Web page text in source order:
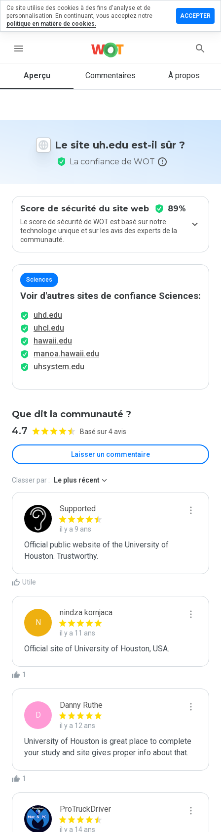
menu
Aperçu Commentaires À propos
Le site uh.edu est-il sûr ?
La confiance de WOT
Score de sécurité du site web 89%
Le score de sécurité de WOT est basé sur notre
technologie unique et sur les avis des experts de la
communauté.
Sciences
Voir d'autres sites de confiance Sciences:
uhd.edu
uhcl.edu
hawaii.edu
manoa.hawaii.edu
uhsystem.edu
Que dit la communauté ?
4.7 Basé sur 4 avis
Laisser un commentaire
un
Quelle
donneriez-
Classer par : Le plus récent
Supported
il y a 9 ans
Official public website of the University of
Houston. Trustworthy.
Utile
N
nindza kornjaca
il y a 11 ans
Official site of University of Houston, USA.
1
D
Danny Ruthe
il y a 12 ans
University of Houston is great place to complete
your study and site gives proper info about that.
1
ProTruckDriver
il y a 14 ans
Ce site utilise des cookies à des fins d'analyse et de
personnalisation. En continuant, vous acceptez notre
politique en matière de cookies.
ACCEPTER